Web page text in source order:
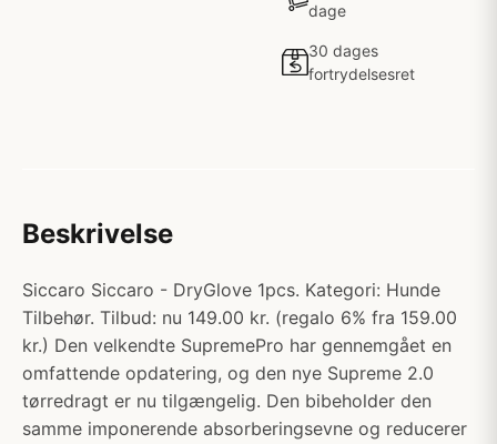
dage
30 dages
fortrydelsesret
Beskrivelse
Siccaro Siccaro - DryGlove 1pcs. Kategori: Hunde
Tilbehør. Tilbud: nu 149.00 kr. (regalo 6% fra 159.00
kr.) Den velkendte SupremePro har gennemgået en
omfattende opdatering, og den nye Supreme 2.0
tørredragt er nu tilgængelig. Den bibeholder den
samme imponerende absorberingsevne og reducerer